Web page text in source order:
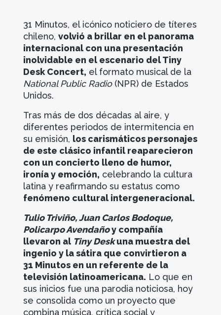
31 Minutos, el icónico noticiero de títeres
chileno,volvió a brillar en el panorama
internacional con una presentación
inolvidable en el escenario del Tiny
Desk Concert, el formato musical de la
National Public Radio(NPR) de Estados
Unidos.
Tras más de dos décadas al aire, y
diferentes periodos de intermitencia en
su emisión, los carismáticos personajes
de este clásico infantil reaparecieron
con un concierto lleno de humor,
ironía y emoción, celebrando la cultura
latina y reafirmando su estatus como
fenómeno cultural intergeneracional.
Tulio Triviño, Juan Carlos Bodoque,
Policarpo Avendañoy compañía
llevaron al Tiny Deskuna muestra del
ingenio y la sátira que convirtieron a
31 Minutos en un referente de la
televisión latinoamericana. Lo que en
sus inicios fue una parodia noticiosa, hoy
se consolida como un proyecto que
combina música, crítica social y